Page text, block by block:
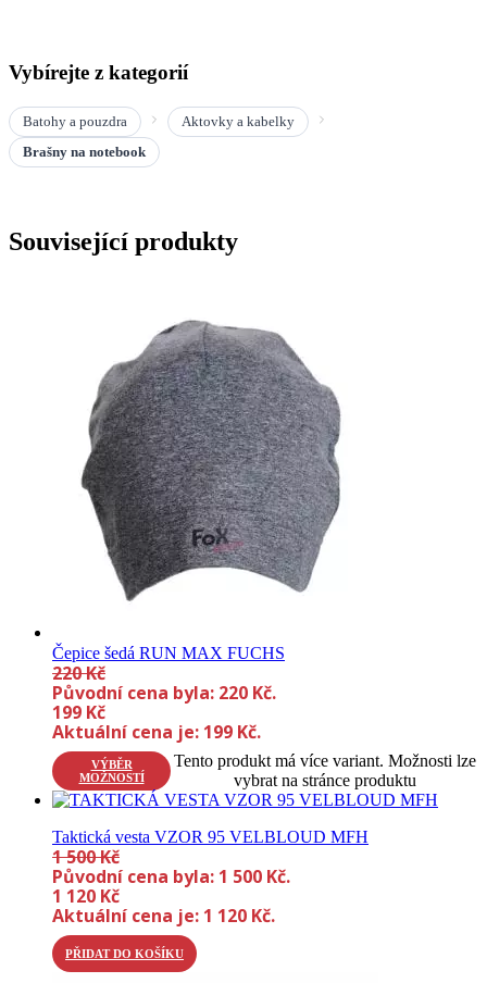
Vybírejte z kategorií
Batohy a pouzdra
Aktovky a kabelky
Brašny na notebook
Související produkty
Čepice šedá RUN MAX FUCHS
220Kč
Původní cena byla: 220 Kč.
199 Kč
Aktuální cena je: 199 Kč.
VÝBĚR
MOŽNOSTÍ
Tento produkt má více variant. Možnosti lze
vybrat na stránce produktu
Taktická vesta VZOR 95 VELBLOUD MFH
1 500Kč
Původní cena byla: 1 500 Kč.
1 120 Kč
Aktuální cena je: 1 120 Kč.
PŘIDAT DO KOŠÍKU